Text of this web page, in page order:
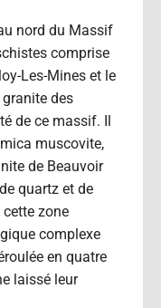
nord du Massif
comprise
Les-Mines et le
des
de ce massif. Il
muscovite,
de Beauvoir
quartz et de
zone
complexe
en quatre
laissé leur